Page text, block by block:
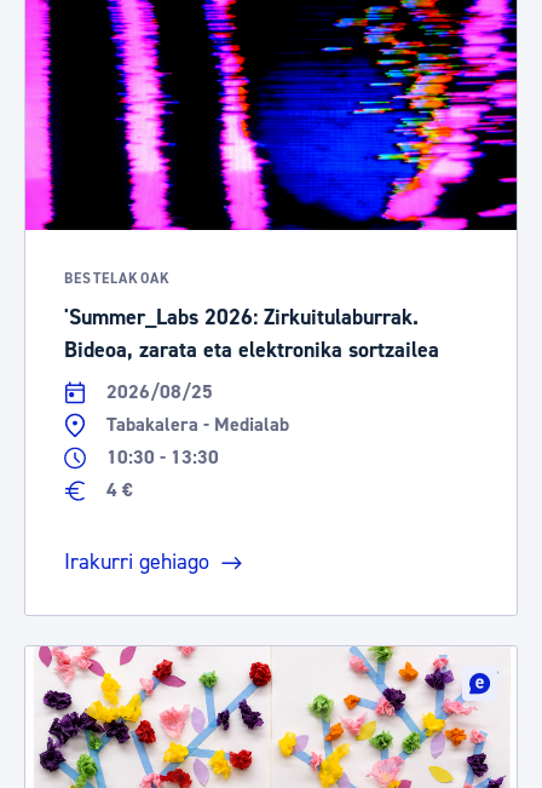
BESTELAKOAK
'Summer_Labs 2026: Zirkuitulaburrak.
Bideoa, zarata eta elektronika sortzailea
2026/08/25
Tabakalera - Medialab
10:30 - 13:30
4 €
Irakurri gehiago